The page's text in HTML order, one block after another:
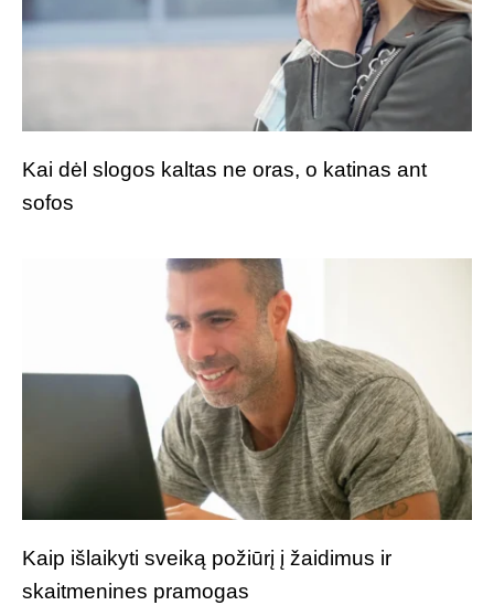
Kai dėl slogos kaltas ne oras, o katinas ant
sofos
Kaip išlaikyti sveiką požiūrį į žaidimus ir
skaitmenines pramogas